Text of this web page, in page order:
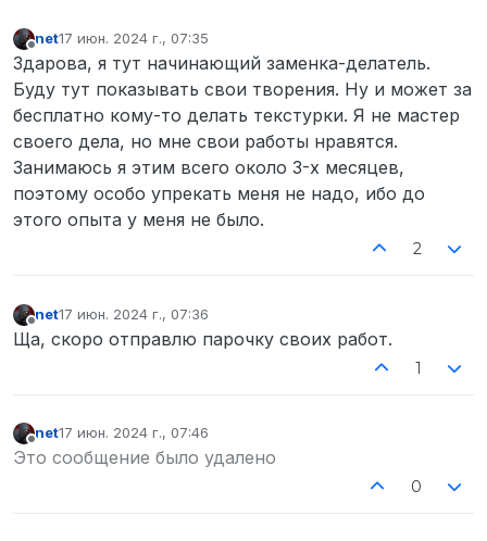
net17 июн. 2024 г., 07:35
отредактировано
Здарова, я тут начинающий заменка-делатель.
Буду тут показывать свои творения. Ну и может за
бесплатно кому-то делать текстурки. Я не мастер
своего дела, но мне свои работы нравятся.
Занимаюсь я этим всего около 3-х месяцев,
поэтому особо упрекать меня не надо, ибо до
этого опыта у меня не было.
2
net17 июн. 2024 г., 07:36
отредактировано
Ща, скоро отправлю парочку своих работ.
1
Не в сети
net17 июн. 2024 г., 07:46
отредактировано
Это сообщение было удалено
0